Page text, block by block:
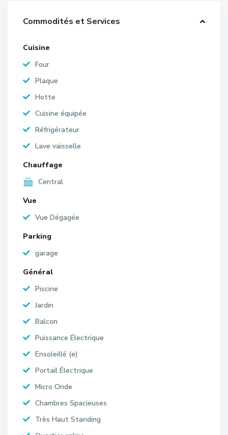
Commodités et Services
Cuisine
Four
Plaque
Hotte
Cuisine équipée
Réfrigérateur
Lave vaisselle
Chauffage
Central
Vue
Vue Dégagée
Parking
garage
Général
Piscine
Jardin
Balcon
Puissance Électrique
Ensoleillé (e)
Portail Électrique
Micro Onde
Chambres Spacieuses
Très Haut Standing